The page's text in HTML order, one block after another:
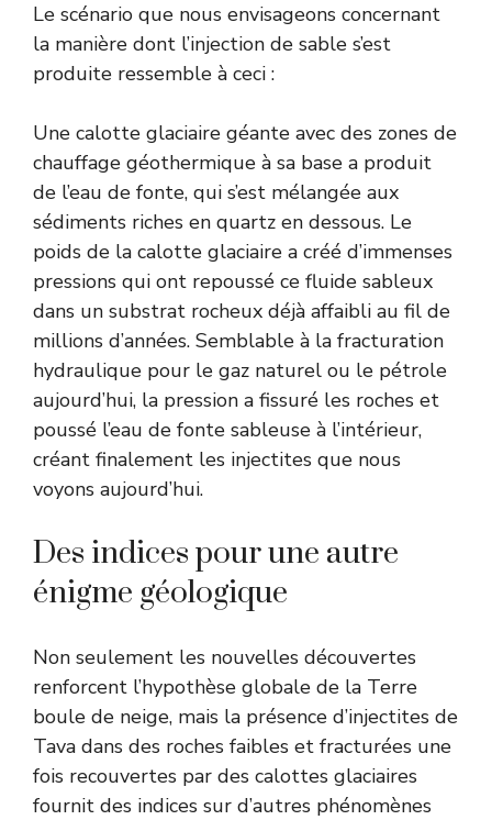
Le scénario que nous envisageons concernant
la manière dont l’injection de sable s’est
produite ressemble à ceci :
Une calotte glaciaire géante avec des zones de
chauffage géothermique à sa base a produit
de l’eau de fonte, qui s’est mélangée aux
sédiments riches en quartz en dessous. Le
poids de la calotte glaciaire a créé d’immenses
pressions qui ont repoussé ce fluide sableux
dans un substrat rocheux déjà affaibli au fil de
millions d’années. Semblable à la fracturation
hydraulique pour le gaz naturel ou le pétrole
aujourd’hui, la pression a fissuré les roches et
poussé l’eau de fonte sableuse à l’intérieur,
créant finalement les injectites que nous
voyons aujourd’hui.
Des indices pour une autre
énigme géologique
Non seulement les nouvelles découvertes
renforcent l’hypothèse globale de la Terre
boule de neige, mais la présence d’injectites de
Tava dans des roches faibles et fracturées une
fois recouvertes par des calottes glaciaires
fournit des indices sur d’autres phénomènes